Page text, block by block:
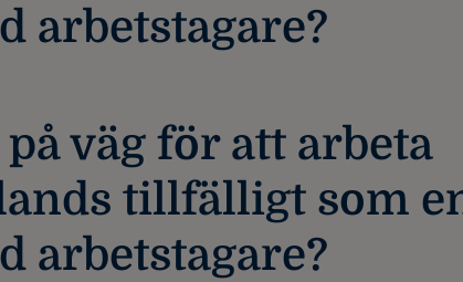
arbetstagare?
väg för att arbeta
tillfälligt som
arbetstagare?